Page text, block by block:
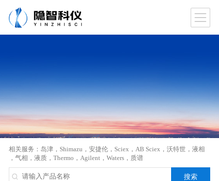
相关服务： 岛津， Shimazu ， 安捷伦， Sciex ， AB Sciex ， 沃特世， 液相
， 气相 ， 液质， Thermo ， Agilent ， Waters， 质谱